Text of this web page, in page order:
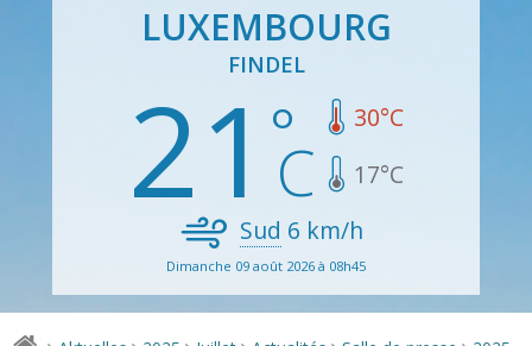
LUXEMBOURG
FINDEL
21 30°C
17°C
Sud 6 km/h
Dimanche 09 août 2026 à 08h45